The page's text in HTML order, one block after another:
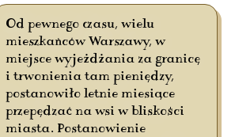
Od pewnego czasu, wielu
mieszkańców Warszawy, w
miejsce wyjeżdżania za granicę
i trwonienia tam pieniędzy,
postanowiło letnie miesiące
przepędzać na wsi w bliskości
miasta. Postanowienie